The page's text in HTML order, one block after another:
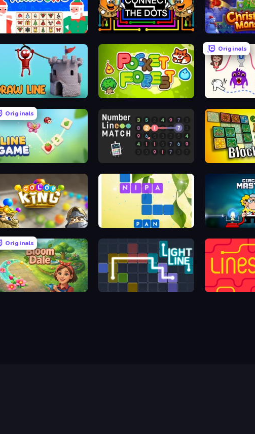
Mahjong Connect the Dots – Relaxing Puzzle Christmas
Line Pocket Forest
Originals
Toilet Rush -
Originals
Game Maiolike Block
King Crossword Connect Circuit Master
Originals
Dale Lines